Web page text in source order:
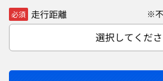
必須 走行距離 ※
選択してくだ